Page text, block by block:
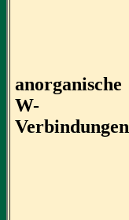
anorganische
W-
Verbindungen